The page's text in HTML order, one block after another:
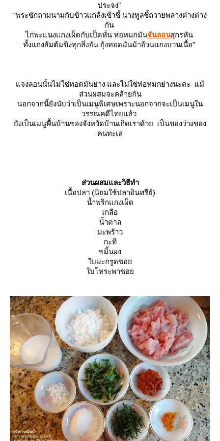
ประจง”
“พระซักถามนามกับข้าวแกล้งเซ้าซี้ นางทูลชี้ถวายพลางต่างต่าง
กัน
ไก่พะแนงแกงเผ็ดกับเป็ดหั่น ห่อหมกมันจันลอนสุกรหัน
ทั้งแกงส้มต้มขิงทุกสิ่งอัน กุ้งทอดมันม้าอ้วนแกงบวนเนื้อ”
จงลอนนั้นไม่ใช่ทอดมันย่าง และไม่ใช่ห่อหมกย่างนะคะ ม้
ส่วนผสมจะคล้ายกัน
นอกจากนี้ยังนับว่าเป็นเมนูพิเศษเพราะนอกจากจะเป็นเมนูใน
วรรณคดีไทยแล้ว
ังเป็นเมนูพื้นบ้านของจังหวัดบ้านเกิดเราด้วย เป็นของว่างของ
คนทะเล
ส่วนผสมและวิธีทำ
เนื้อปลา (นิยมใช้ปลาอินทรีย์)
น้ำพริกแกงเผ็ด
เกลือ
น้ำตาล
มะพร้าว
กะทิ
ขมิ้นผง
บมะกรูดซอ
บโหระพาซอ